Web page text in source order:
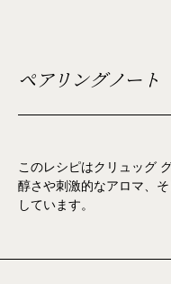
ペアリングノート
このレシピはクリュッグ
醇さや刺激的なアロマ、
しています。